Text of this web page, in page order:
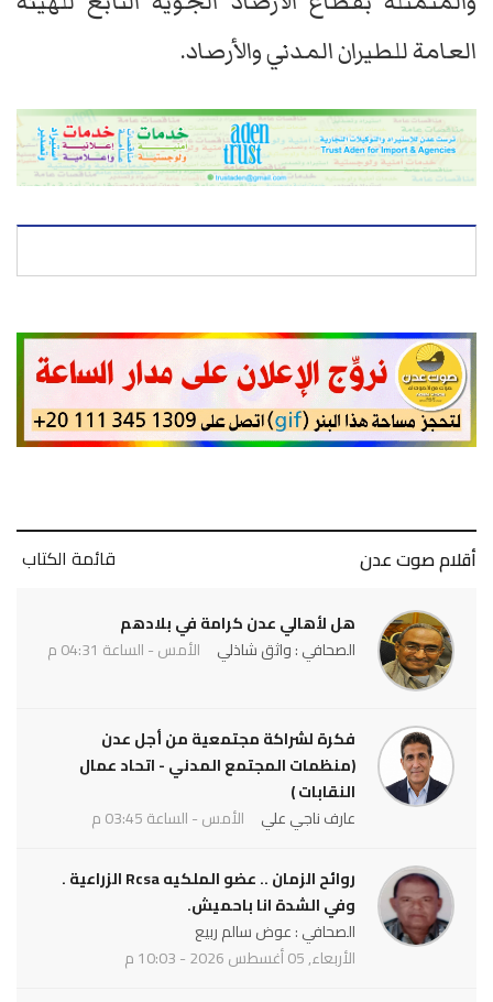
العامة للطيران المدني والأرصاد.
أقلام صوت عدن قائمة الكتاب
هل لأهالي عدن كرامة في بلادهم
الصحافي : واثق شاذلي
الأمس - الساعة 04:31 م
فكرة لشراكة مجتمعية من أجل عدن
(منظمات المجتمع المدني - اتحاد عمال
النقابات )
عارف ناجي علي
الأمس - الساعة 03:45 م
روائح الزمان .. عضو الملكيه Rcsa الزراعية .
وفي الشدة انا باحميش.
الصحافي : عوض سالم ربيع
الأربعاء, 05 أغسطس 2026 - 10:03 م